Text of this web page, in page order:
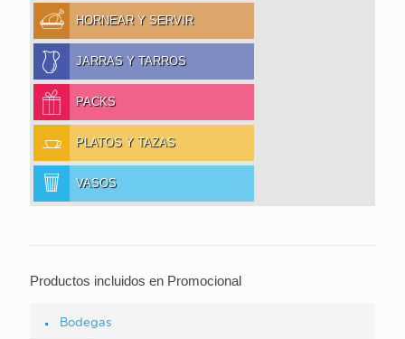
HORNEAR Y SERVIR
JARRAS Y TARROS
PACKS
PLATOS Y TAZAS
VASOS
Productos incluidos en Promocional
Bodegas